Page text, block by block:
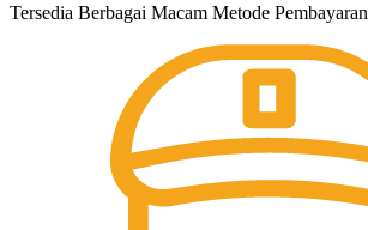
Tersedia Berbagai Macam Metode Pembayaran